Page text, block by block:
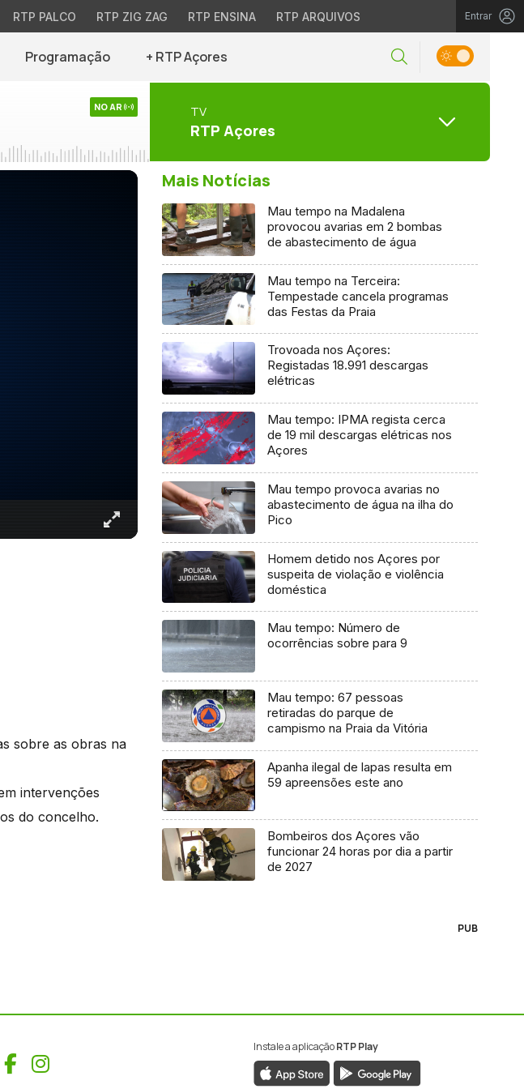
RTP PALCO RTP ZIG ZAG RTP ENSINA RTP ARQUIVOS Entrar
Programação + RTP Açores
NO AR TV
RTP Açores
sobre as obras na
intervenções
do concelho.
Mais Notícias
Mau tempo na Madalena
provocou avarias em 2 bombas
de abastecimento de água
Mau tempo na Terceira:
Tempestade cancela programas
das Festas da Praia
Trovoada nos Açores:
Registadas 18.991 descargas
elétricas
Mau tempo: IPMA regista cerca
de 19 mil descargas elétricas nos
Açores
Mau tempo provoca avarias no
abastecimento de água na ilha do
Pico
Homem detido nos Açores por
suspeita de violação e violência
doméstica
Mau tempo: Número de
ocorrências sobre para 9
Mau tempo: 67 pessoas
retiradas do parque de
campismo na Praia da Vitória
Apanha ilegal de lapas resulta em
59 apreensões este ano
Bombeiros dos Açores vão
funcionar 24 horas por dia a partir
de 2027
PUB
Facebook
Instagram
Instale a aplicaçãoRTP Play